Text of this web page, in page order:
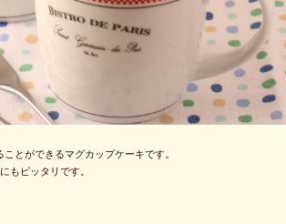
とができるマグカップケーキです。
もピッタリです。